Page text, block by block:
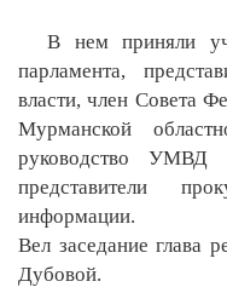
В нем приняли
парламента,
власти, член Совета
Мурманской
руководство
представители
информации.
Вел заседание глава
Дубовой.